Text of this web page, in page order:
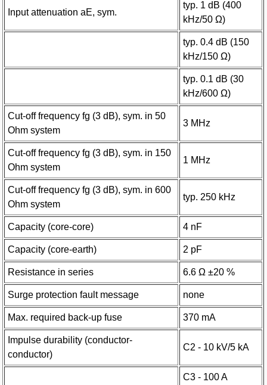
Input attenuation aE, sym.
typ. 1 dB (400
kHz/50 Ω)
typ. 0.4 dB (150
kHz/150 Ω)
typ. 0.1 dB (30
kHz/600 Ω)
Cut-off frequency fg (3 dB), sym. in 50
Ohm system
3 MHz
Cut-off frequency fg (3 dB), sym. in 150
Ohm system
1 MHz
Cut-off frequency fg (3 dB), sym. in 600
Ohm system
typ. 250 kHz
Capacity (core-core) 4 nF
Capacity (core-earth) 2 pF
Resistance in series 6.6 Ω ±20 %
Surge protection fault message none
Max. required back-up fuse 370 mA
Impulse durability (conductor-
conductor)
C2 - 10 kV/5 kA
C3 - 100 A